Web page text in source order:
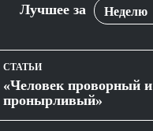
Лучшее за Неделю
СТАТЬИ
«Человек проворный и
пронырливый»